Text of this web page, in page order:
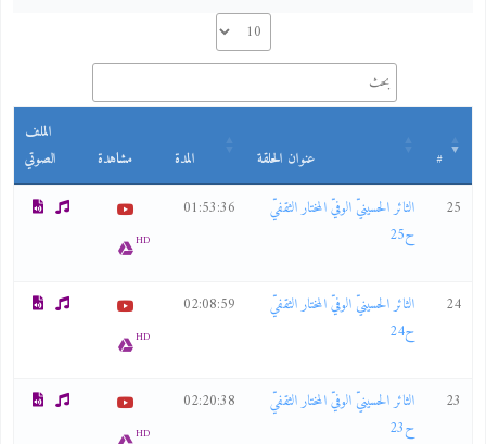
عنوان الحلقة المدة مشاهدة
الملف
الصوتي
25
الثائر الحسينيّ الوفيّ المختار الثقفيّ
ح25
01:53:36
HD
24
الثائر الحسينيّ الوفيّ المختار الثقفيّ
ح24
02:08:59
HD
23
الثائر الحسينيّ الوفيّ المختار الثقفيّ
ح23
02:20:38
HD